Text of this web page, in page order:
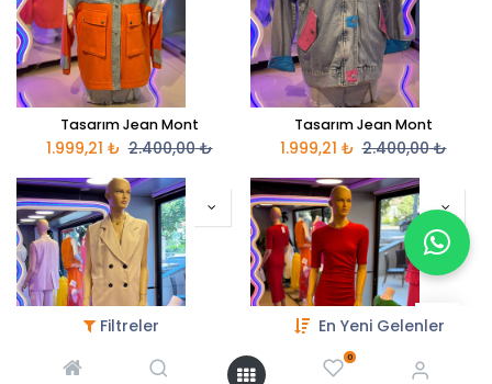
Filtreler En Yeni Gelenler
0
Tasarım Jean Mont
1.999,21 ₺ 2.400,00₺
Tasarım Jean Mont
1.999,21 ₺ 2.400,00₺